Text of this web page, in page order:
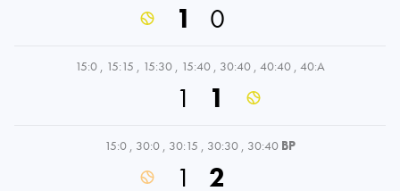
1 0
15:0 , 15:15 , 15:30 , 15:40 , 30:40 , 40:40 , 40:A
1 1
15:0 , 30:0 , 30:15 , 30:30 , 30:40 BP
1 2